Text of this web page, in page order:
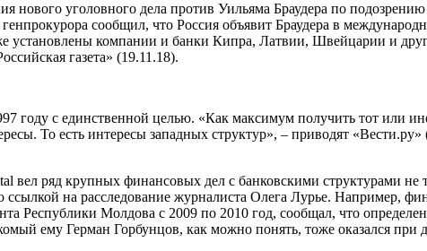
уголовного дела против Уильяма Браудера по
сообщил, что Россия объявит Браудера в
компании и банки Кипра, Латвии, Швейцарии и
газета» (19.11.18).
году с единственной целью. «Как максимум получить тот или
То есть интересы западных структур», – приводят
вел ряд крупных финансовых дел с банковскими структурами
на расследование журналиста Олега Лурье. Например,
Республики Молдова с 2009 по 2010 год, сообщал, что
ему Герман Горбунцов, как можно понять, тоже оказался при